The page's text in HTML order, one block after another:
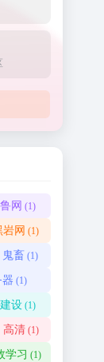
网 (1)
岩网 (1)
鬼畜 (1)
(1)
设(1)
高清 (1)
学习 (1)